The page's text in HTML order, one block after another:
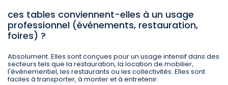
ces tables conviennent-elles à un usage
professionnel (événements, restauration,
foires) ?
Absolument. Elles sont conçues pour un usage intensif dans des
secteurs tels que la restauration, la location de mobilier,
l'événementiel, les restaurants ou les collectivités. Elles sont
faciles à transporter, à monter et à entretenir.